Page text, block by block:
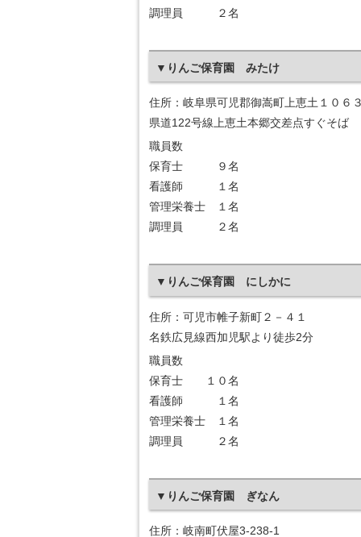
調理員 ２名
▼りんご保育園 みたけ
住所：岐阜県可児郡御嵩町上恵土１０６
県道122号線上恵土本郷交差点すぐそば
職員数
保育士 ９名
看護師 １名
管理栄養士 １名
調理員 ２名
▼りんご保育園 にしかに
住所：可児市帷子新町２－４１
名鉄広見線西加児駅より徒歩2分
職員数
保育士 １０名
看護師 １名
管理栄養士 １名
調理員 ２名
▼りんご保育園 ぎなん
住所：岐南町伏屋3-238-1